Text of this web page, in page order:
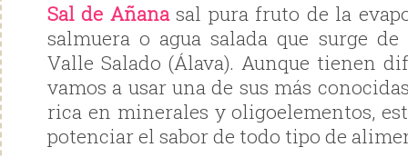
Sal de Añanasal pura fruto de la
salmuera o agua salada que surge
Valle Salado (Álava). Aunque tienen
vamos a usar una de sus más
rica en minerales y oligoelementos,
potenciar el sabor de todo tipo de